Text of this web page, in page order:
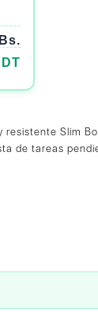
Slim
de tareas